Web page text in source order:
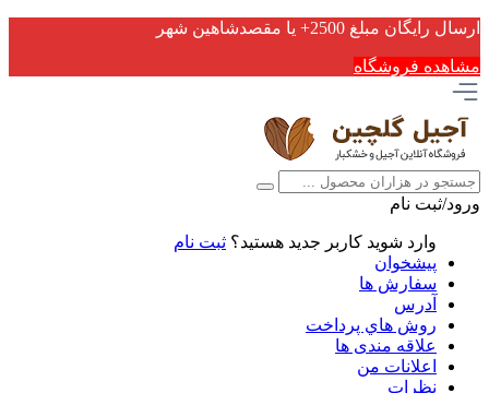
ارسال رایگان مبلغ 2500+ یا مقصدشاهین شهر
مشاهده فروشگاه
ورود/ثبت نام
وارد شوید کاربر جدید هستید؟ ثبت نام
پیشخوان
سفارش ها
آدرس
روش هاي پرداخت
علاقه مندی ها
اعلانات من
نظرات